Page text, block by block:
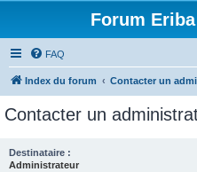
Forum
FAQ
Index du forum Contacter un
Contacter un
Destinataire :
Administrateur